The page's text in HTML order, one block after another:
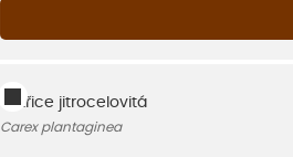
Ostřice jitrocelovitá
Carex plantaginea